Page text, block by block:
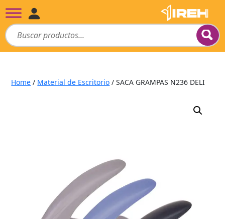
Home / Material de Escritorio / SACA GRAMPAS N236 DELI